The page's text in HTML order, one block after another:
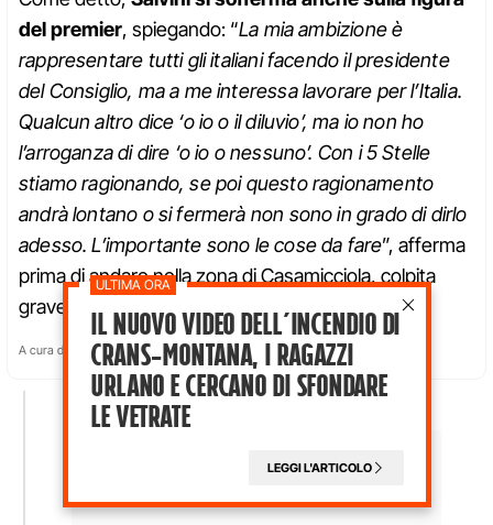
del premier, spiegando: “La mia ambizione è
rappresentare tutti gli italiani facendo il presidente
del Consiglio, ma a me interessa lavorare per l’Italia.
Qualcun altro dice ‘o io o il diluvio’, ma io non ho
l’arroganza di dire ‘o io o nessuno’. Con i 5 Stelle
stiamo ragionando, se poi questo ragionamento
andrà lontano o si fermerà non sono in grado di dirlo
adesso. L’importante sono le cose da fare”, afferma
prima di andare nella zona di Casamicciola, colpita
gravemente dal sisma dello scorso 21 agosto.
A cura di Stefano Rizzuti
Il nuovo video dell’incendio di
Crans-Montana, i ragazzi
Urlano e cercano di sfondare
le vetrate
LEGGI L'ARTICOLO